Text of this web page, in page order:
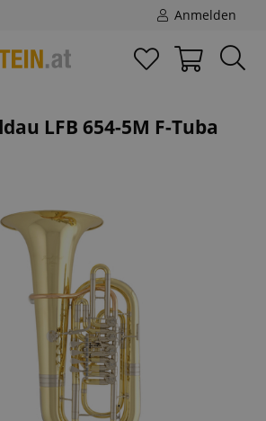
Anmelden
LFB 654-5M F-Tuba